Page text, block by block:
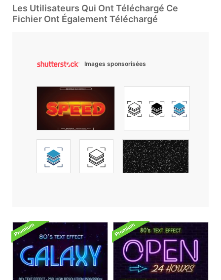
Les Utilisateurs Qui Ont Téléchargé Ce
Fichier Ont Également Téléchargé
Images sponsorisées